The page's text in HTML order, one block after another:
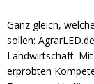
Ganz gleich,
sollen:
Landwirtschaft.
erprobten